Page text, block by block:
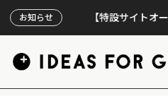
お知らせ【特設サイトオープン】映